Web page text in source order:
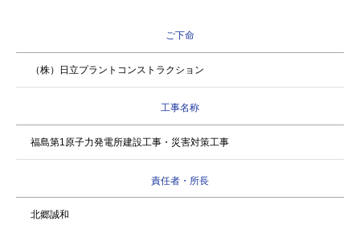
ご下命
（株）日立プラントコンストラクション
工事名称
福島第1原子力発電所建設工事・災害対策工事
責任者・所長
北郷誠和